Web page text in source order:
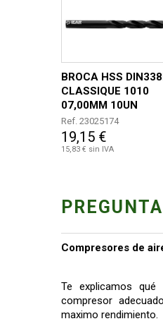
BROCA HSS
CLASSIQUE 1010
07,00MM 10UN
Ref. 23025174
19,15 €
15,83 € sin IVA
Compresores de
Te explicamos
compresor
maximo rendimiento.